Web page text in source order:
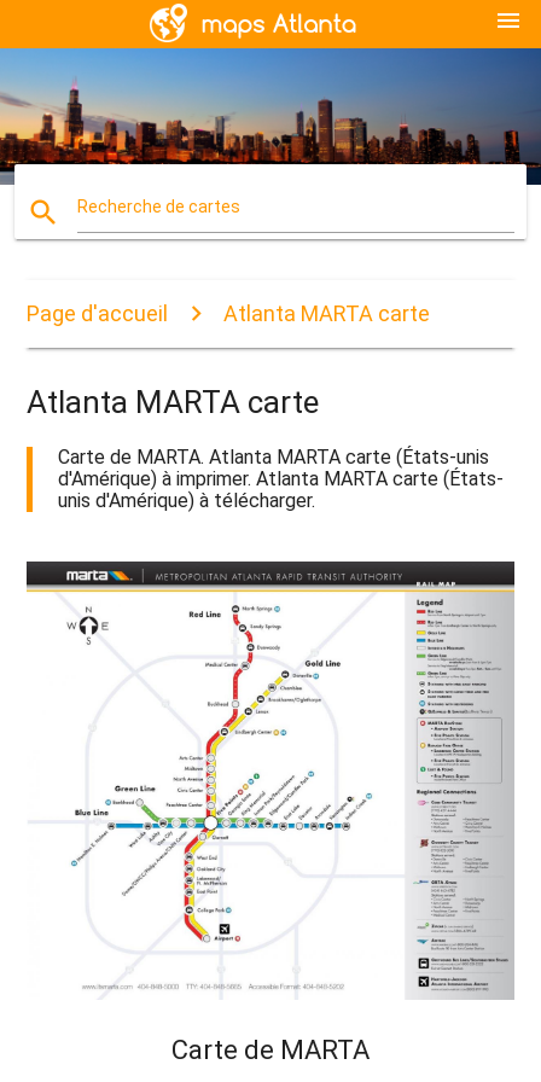
menu
search Recherche de cartes
Page d'accueil Atlanta MARTA carte
Atlanta MARTA carte
Carte de MARTA. Atlanta MARTA carte (États-unis
d'Amérique) à imprimer. Atlanta MARTA carte (États-
unis d'Amérique) à télécharger.
Carte de MARTA